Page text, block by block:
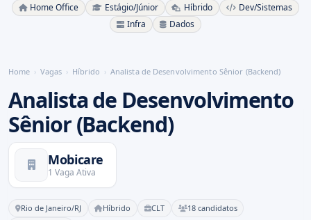
Home Office Estágio/Júnior Híbrido
Dev/Sistemas
Infra
Dados
Home Vagas Híbrido Analista de Desenvolvimento Sênior (Backend)
Analista de Desenvolvimento
Sênior (Backend)
Mobicare
1 Vaga Ativa
Rio de Janeiro/RJ Híbrido CLT
18 candidatos